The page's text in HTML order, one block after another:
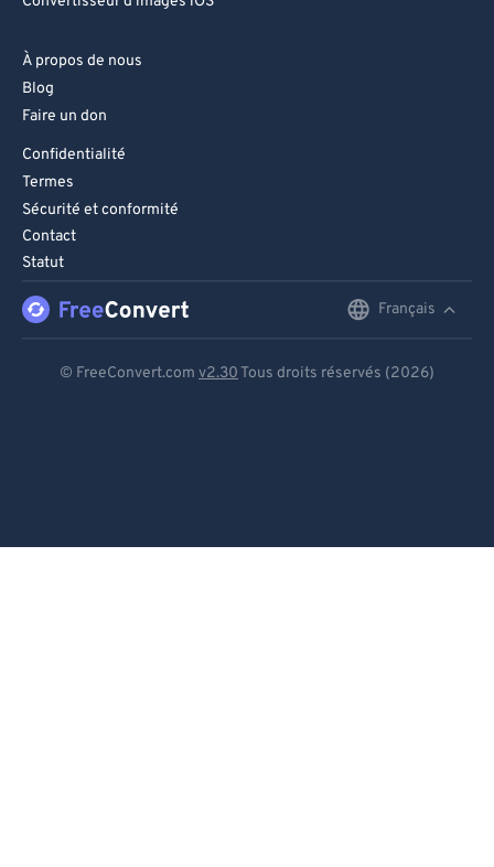
À propos de nous
Blog
Faire un don
Confidentialité
Termes
Sécurité et conformité
Contact
Statut
Français
© FreeConvert.com v2.30 Tous droits réservés (2026)